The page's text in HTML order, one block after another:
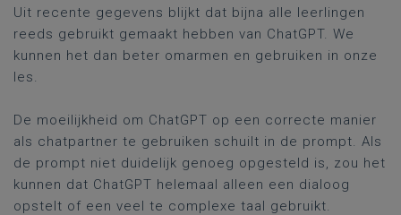
Uit recente gegevens blijkt dat bijna alle leerlingen
reeds gebruikt gemaakt hebben van ChatGPT. We
kunnen het dan beter omarmen en gebruiken in onze
les.
De moeilijkheid om ChatGPT op een correcte manier
als chatpartner te gebruiken schuilt in de prompt. Als
de prompt niet duidelijk genoeg opgesteld is, zou het
kunnen dat ChatGPT helemaal alleen een dialoog
opstelt of een veel te complexe taal gebruikt.